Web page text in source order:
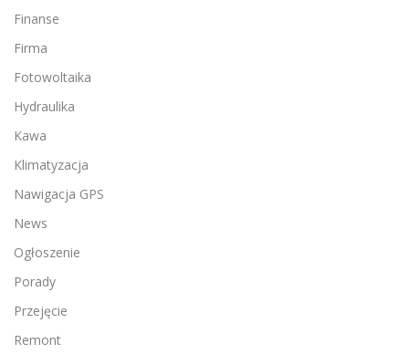
Finanse
Firma
Fotowoltaika
Hydraulika
Kawa
Klimatyzacja
Nawigacja GPS
News
Ogłoszenie
Porady
Przejęcie
Remont